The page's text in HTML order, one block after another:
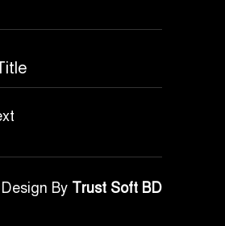
মিলাদুন্নবী এর গুরুত্ব
হাত By Trust Soft BD